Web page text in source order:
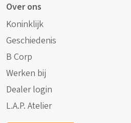
Over ons
Koninklijk
Geschiedenis
B Corp
Werken bij
Dealer login
L.A.P. Atelier